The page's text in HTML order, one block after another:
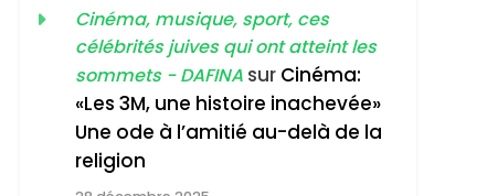
Accords D’Isaac:
L’alliance Pourrait
S’étendre À 13 Pays
D’Amérique Latine
ISRAÉL JUDAISME
5
Meurtrière Selon Le
Cinéma, musique, sport, ces
célébrités juives qui ont atteint les
sommets - DAFINA sur Cinéma:
«Les 3M, une histoire inachevée»
Une ode à l’amitié au-delà de la
religion
Zrihen-